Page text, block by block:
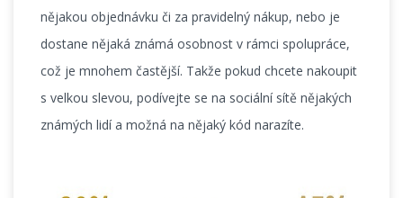
nějakou objednávku či za pravidelný nákup, nebo je
dostane nějaká známá osobnost v rámci spolupráce,
což je mnohem častější. Takže pokud chcete nakoupit
s velkou slevou, podívejte se na sociální sítě nějakých
známých lidí a možná na nějaký kód narazíte.